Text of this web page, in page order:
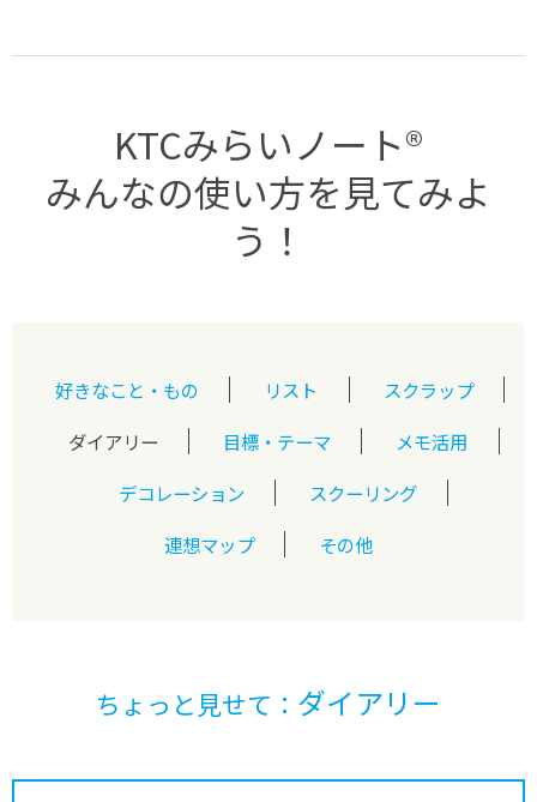
KTCみらいノート®
みんなの使い方を見てみよ
う！
好きなこと・もの リスト
スクラップ
ダイアリー
目標・テーマ
メモ活用
デコレーション
スクーリング
連想マップ
その他
ちょっと見せて： ダイアリー